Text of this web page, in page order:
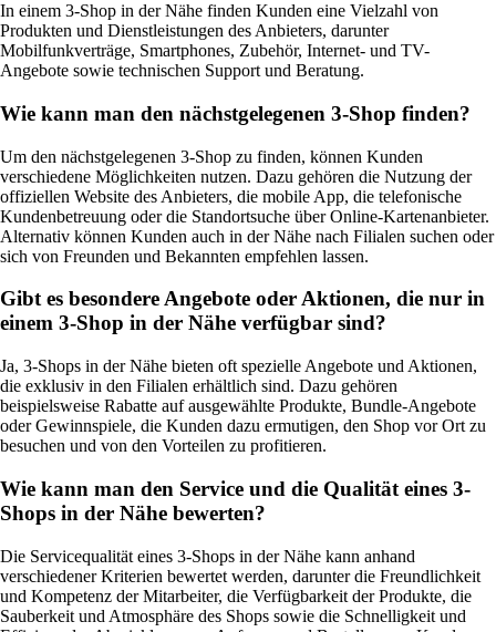
In einem 3-Shop in der Nähe finden Kunden eine Vielzahl von
Produkten und Dienstleistungen des Anbieters, darunter
Mobilfunkverträge, Smartphones, Zubehör, Internet- und TV-
Angebote sowie technischen Support und Beratung.
Wie kann man den nächstgelegenen 3-Shop finden?
Um den nächstgelegenen 3-Shop zu finden, können Kunden
verschiedene Möglichkeiten nutzen. Dazu gehören die Nutzung der
offiziellen Website des Anbieters, die mobile App, die telefonische
Kundenbetreuung oder die Standortsuche über Online-Kartenanbieter.
Alternativ können Kunden auch in der Nähe nach Filialen suchen oder
sich von Freunden und Bekannten empfehlen lassen.
Gibt es besondere Angebote oder Aktionen, die nur in
einem 3-Shop in der Nähe verfügbar sind?
Ja, 3-Shops in der Nähe bieten oft spezielle Angebote und Aktionen,
die exklusiv in den Filialen erhältlich sind. Dazu gehören
beispielsweise Rabatte auf ausgewählte Produkte, Bundle-Angebote
oder Gewinnspiele, die Kunden dazu ermutigen, den Shop vor Ort zu
besuchen und von den Vorteilen zu profitieren.
Wie kann man den Service und die Qualität eines 3-
Shops in der Nähe bewerten?
Die Servicequalität eines 3-Shops in der Nähe kann anhand
verschiedener Kriterien bewertet werden, darunter die Freundlichkeit
und Kompetenz der Mitarbeiter, die Verfügbarkeit der Produkte, die
Sauberkeit und Atmosphäre des Shops sowie die Schnelligkeit und